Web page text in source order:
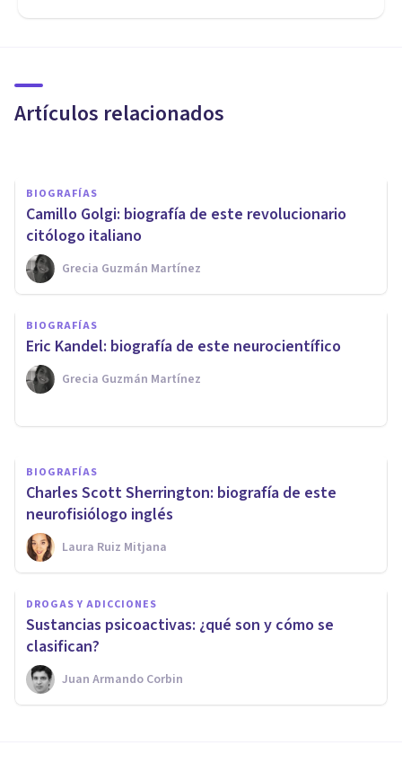
Artículos relacionados
Jean-Martin Charcot: biografía
neurología
BIOGRAFÍAS
Camillo Golgi: biografía de este revolucionario
citólogo italiano
Grecia Guzmán Martínez
BIOGRAFÍAS
Eric Kandel: biografía de este neurocientífico
Grecia Guzmán Martínez
Donald Hebb: biografía del
padre de la biopsicología
BIOGRAFÍAS
Charles Scott Sherrington: biografía de este
neurofisiólogo inglés
Laura Ruiz Mitjana
DROGAS Y ADICCIONES
Sustancias psicoactivas: ¿qué son y cómo se
clasifican?
Juan Armando Corbin